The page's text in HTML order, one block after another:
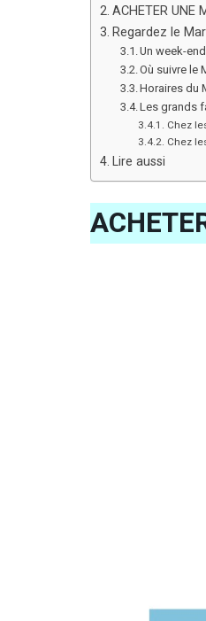
ACHETER UNE
Regardez le
Un week-
Où suivre le
Horaires du
Les grands
Chez
Chez
Lire aussi